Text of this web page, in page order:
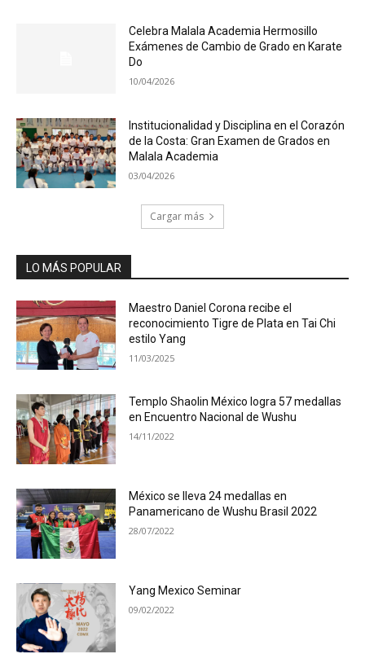
Celebra Malala Academia Hermosillo
Exámenes de Cambio de Grado en Karate
Do
10/04/2026
Institucionalidad y Disciplina en el Corazón
de la Costa: Gran Examen de Grados en
Malala Academia
03/04/2026
Cargar más
LO MÁS POPULAR
Maestro Daniel Corona recibe el
reconocimiento Tigre de Plata en Tai Chi
estilo Yang
11/03/2025
Templo Shaolin México logra 57 medallas
en Encuentro Nacional de Wushu
14/11/2022
México se lleva 24 medallas en
Panamericano de Wushu Brasil 2022
28/07/2022
Yang Mexico Seminar
09/02/2022